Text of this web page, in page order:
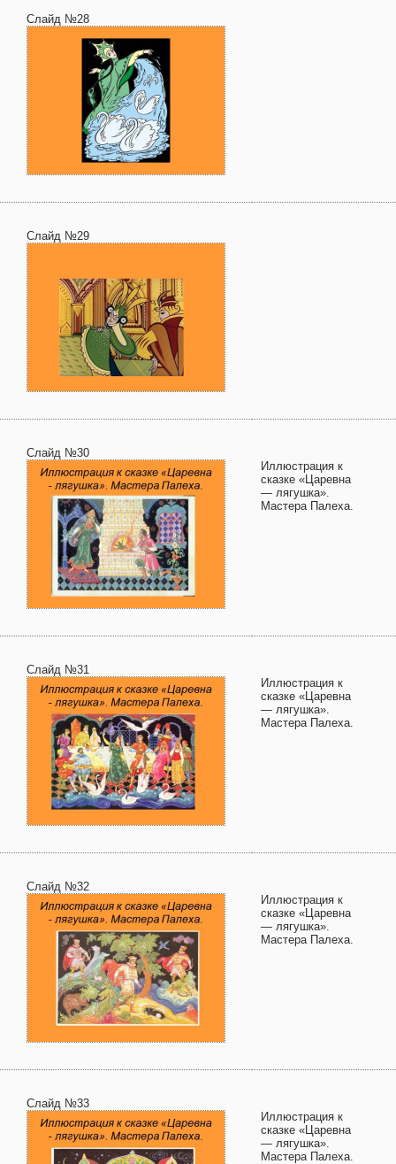
Слайд №28
Слайд №29
Слайд №30
Иллюстрация к
сказке «Царевна
— лягушка».
Мастера Палеха.
Слайд №31
Иллюстрация к
сказке «Царевна
— лягушка».
Мастера Палеха.
Слайд №32
Иллюстрация к
сказке «Царевна
— лягушка».
Мастера Палеха.
Слайд №33
Иллюстрация к
сказке «Царевна
— лягушка».
Мастера Палеха.